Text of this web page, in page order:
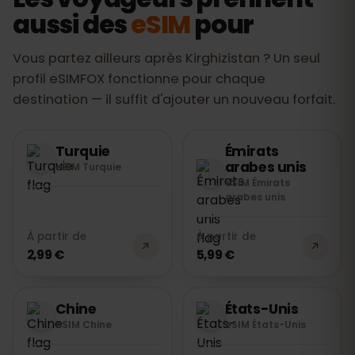
habituel ou par Internet (WhatsApp).
Aucun autre inconvénient : rien à insérer,
aussi deseSIMpour
Vous partez ailleurs après Kirghizistan ? Un seul
profil eSIMFOX fonctionne pour chaque
destination — il suffit d'ajouter un nouveau forfait.
Turquie
eSIM Turquie
À partir de
2,99 €
Émirats
arabes unis
eSIM Émirats
arabes unis
À partir de
5,99 €
Chine
eSIM Chine
États-Unis
eSIM États-Unis